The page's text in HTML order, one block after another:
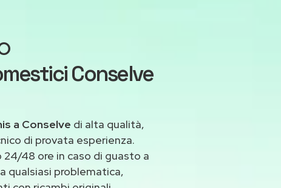
Conselve
a Conselve di alta qualità,
di provata esperienza.
48 ore in caso di guasto a
qualsiasi problematica,